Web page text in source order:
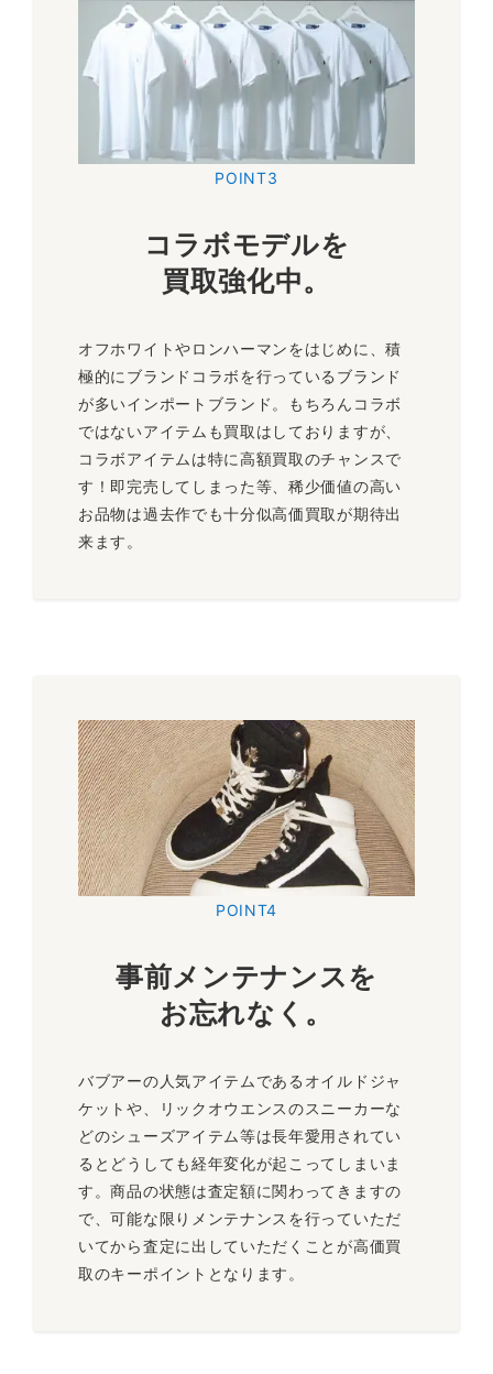
POINT3
コラボモデルを
買取強化中。
オフホワイトやロンハーマンをはじめに、積
極的にブランドコラボを行っているブランド
が多いインポートブランド。もちろんコラボ
ではないアイテムも買取はしておりますが、
コラボアイテムは特に高額買取のチャンスで
す！即完売してしまった等、稀少価値の高い
お品物は過去作でも十分似高価買取が期待出
来ます。
POINT4
事前メンテナンスを
お忘れなく。
バブアーの人気アイテムであるオイルドジャ
ケットや、リックオウエンスのスニーカーな
どのシューズアイテム等は長年愛用されてい
るとどうしても経年変化が起こってしまいま
す。商品の状態は査定額に関わってきますの
で、可能な限りメンテナンスを行っていただ
いてから査定に出していただくことが高価買
取のキーポイントとなります。